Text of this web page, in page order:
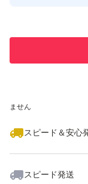
ません
スピード＆安心
スピード発送